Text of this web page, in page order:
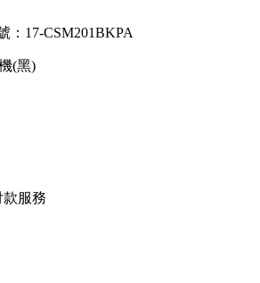
：17-CSM201BKPA
(黑)
服務